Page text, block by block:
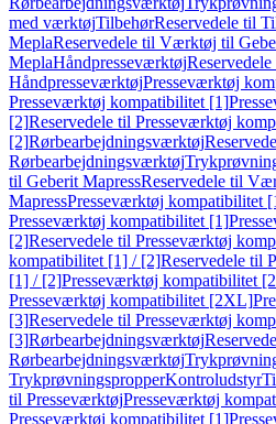
med værktøjTilbehørReservedele til
MeplaReservedele til Værktøj til
MeplaHåndpresseværktøjReservedele
HåndpresseværktøjPresseværktøj
Presseværktøj kompatibilitet [1]
[2]Reservedele til Presseværktøj
[2]Rørbearbejdningsværktøj
Rørbearbejdningsværktøj
til Geberit MapressReservedele til
MapressPresseværktøj kompatibilitet
Presseværktøj kompatibilitet [1]
[2]Reservedele til Presseværktøj
kompatibilitet [1] / [2]Reservedele til
[1] / [2]Presseværktøj kompatibilitet
Presseværktøj kompatibilitet [2XL]
[3]Reservedele til Presseværktøj
[3]Rørbearbejdningsværktøj
Rørbearbejdningsværktøj
TrykprøvningspropperKontroludstyr
til PresseværktøjPresseværktøj
Presseværktøj kompatibilitet [1]